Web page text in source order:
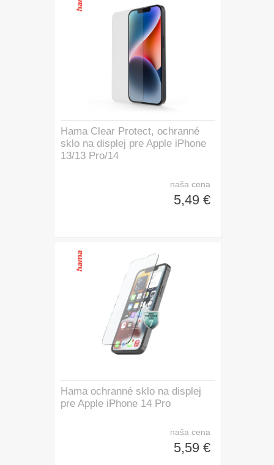
Hama Clear Protect, ochranné
sklo na displej pre Apple iPhone
13/13 Pro/14
naša cena
5,49 €
Hama ochranné sklo na displej
pre Apple iPhone 14 Pro
naša cena
5,59 €